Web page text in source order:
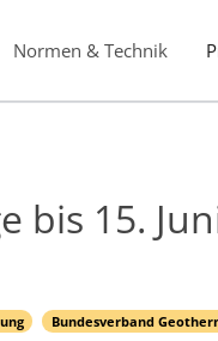
Normen & Technik
bis 15.
Bundesverband